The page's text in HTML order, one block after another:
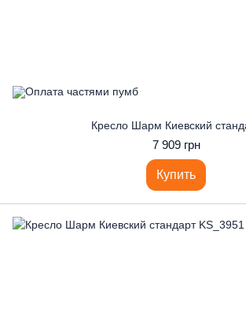
Кресло Шарм Киевский
7 909 грн
Купить